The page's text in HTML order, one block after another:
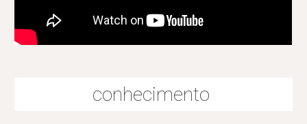
conhecimento